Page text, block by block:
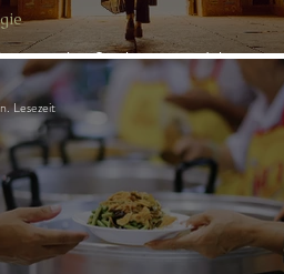
früher und heute
Lesezeit